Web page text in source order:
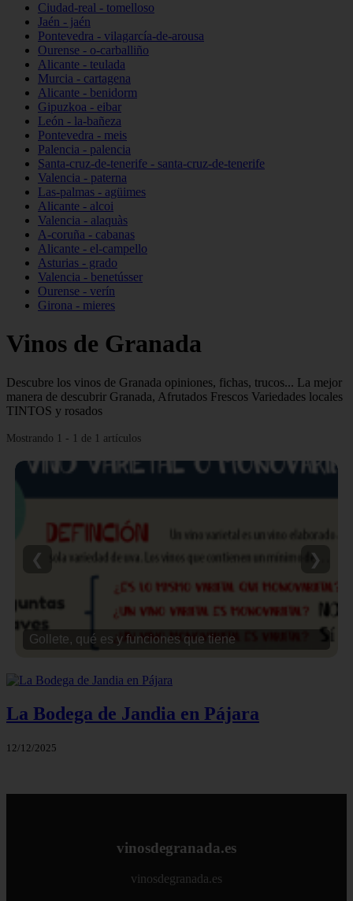
Ciudad-real - tomelloso
Jaén - jaén
Pontevedra - vilagarcía-de-arousa
Ourense - o-carballiño
Alicante - teulada
Murcia - cartagena
Alicante - benidorm
Gipuzkoa - eibar
León - la-bañeza
Pontevedra - meis
Palencia - palencia
Santa-cruz-de-tenerife - santa-cruz-de-tenerife
Valencia - paterna
Las-palmas - agüimes
Alicante - alcoi
Valencia - alaquàs
A-coruña - cabanas
Alicante - el-campello
Asturias - grado
Valencia - benetússer
Ourense - verín
Girona - mieres
Vinos de Granada
Descubre los vinos de Granada opiniones, fichas, trucos... La mejor
manera de descubrir Granada, Afrutados Frescos Variedades locales
TINTOS y rosados
Mostrando 1 - 1 de 1 artículos
Gollete, qué es y funciones que tiene
❮ ❯
La Bodega de Jandia en Pájara
12/12/2025
vinosdegranada.es
vinosdegranada.es